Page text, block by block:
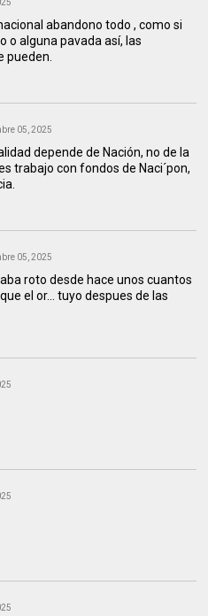
abandono todo , como si
o alguna pavada así, las
pueden.
05, 2025
depende de Nación, no de la
trabajo con fondos de Naci´pon,
05, 2025
roto desde hace unos cuantos
el or... tuyo despues de las